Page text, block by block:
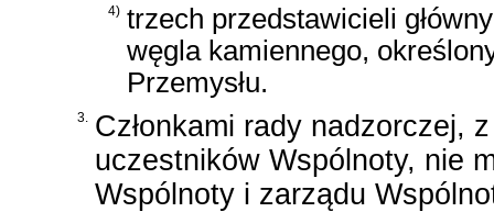
4) trzech przedstawicieli
węgla kamiennego,
Przemysłu.
3.
Członkami rady nadzorczej,
uczestników Wspólnoty, nie
Wspólnoty i zarządu